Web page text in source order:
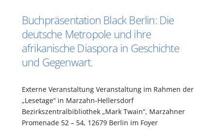
Buchpräsentation Black Berlin: Die
deutsche Metropole und ihre
afrikanische Diaspora in Geschichte
und Gegenwart.
Externe Veranstaltung Veranstaltung im Rahmen der
„Lesetage“ in Marzahn-Hellersdorf
Bezirkszentralbibliothek „Mark Twain“, Marzahner
Promenade 52 – 54, 12679 Berlin im Foyer